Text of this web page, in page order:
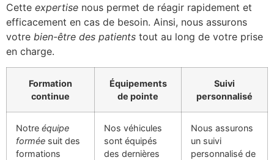
Cette expertise nous permet de réagir rapidement et
efficacement en cas de besoin. Ainsi, nous assurons
votre bien-être des patients tout au long de votre prise
en charge.
Formation
continue
Équipements
de pointe
Suivi
personnalisé
Notre équipe
formée suit des
formations
Nos véhicules
sont équipés
des dernières
Nous assurons
un suivi
personnalisé de